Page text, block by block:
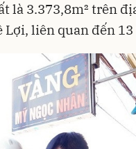
là 3.373,8m² trên
Lợi, liên quan đến